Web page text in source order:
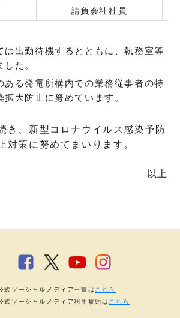
請負会社社員
は出勤待機するとともに、執務室等
た。
ある発電所構内での業務従事者の特
拡大防止に努めています。
き、新型コロナウイルス感染予防
対策に努めてまいります。
以上
式ソーシャルメディア一覧は こちら
式ソーシャルメディア利用規約は こちら